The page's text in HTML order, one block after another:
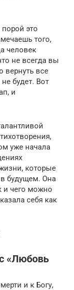
это
того,
человек
не всегда вы
вернуть все
будет. Вот
и
уже начала
которые
будущем. Она
и чего можно
себя как
«Любовь
и к Богу,